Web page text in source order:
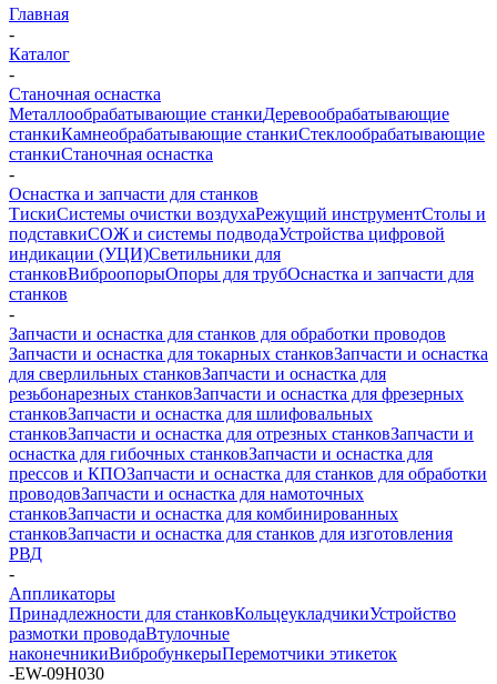
Главная
-
Каталог
-
Станочная оснастка
Металлообрабатывающие станкиДеревообрабатывающие
станкиКамнеобрабатывающие станкиСтеклообрабатывающие
станкиСтаночная оснастка
-
Оснастка и запчасти для станков
ТискиСистемы очистки воздухаРежущий инструментСтолы и
подставкиСОЖ и системы подводаУстройства цифровой
индикации (УЦИ)Светильники для
станковВиброопорыОпоры для трубОснастка и запчасти для
станков
-
Запчасти и оснастка для станков для обработки проводов
Запчасти и оснастка для токарных станковЗапчасти и оснастка
для сверлильных станковЗапчасти и оснастка для
резьбонарезных станковЗапчасти и оснастка для фрезерных
станковЗапчасти и оснастка для шлифовальных
станковЗапчасти и оснастка для отрезных станковЗапчасти и
оснастка для гибочных станковЗапчасти и оснастка для
прессов и КПОЗапчасти и оснастка для станков для обработки
проводовЗапчасти и оснастка для намоточных
станковЗапчасти и оснастка для комбинированных
станковЗапчасти и оснастка для станков для изготовления
РВД
-
Аппликаторы
Принадлежности для станковКольцеукладчикиУстройство
размотки проводаВтулочные
наконечникиВибробункерыПеремотчики этикеток
-EW-09H030